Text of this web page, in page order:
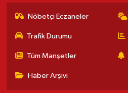
Nöbetçi Eczaneler
Trafik Durumu
Tüm Manşetler
Haber Arşivi